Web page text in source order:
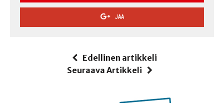
JAA
Edellinen artikkeli
Seuraava Artikkeli